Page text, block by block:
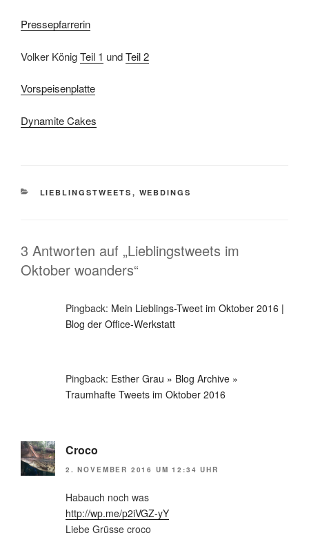
Pressepfarrerin
Volker KönigTeil 1 undTeil 2
Vorspeisenplatte
Dynamite Cakes
KATEGORIEN
LIEBLINGSTWEETS , WEBDINGS
3 Antworten auf „Lieblingstweets im
Oktober woanders“
Pingback: Mein Lieblings-Tweet im Oktober 2016 |
Blog der Office-Werkstatt
Pingback: Esther Grau » Blog Archive »
Traumhafte Tweets im Oktober 2016
Croco
2. NOVEMBER 2016 UM 12:34 UHR
Habauch noch was
http://wp.me/p2iVGZ-yY
Liebe Grüsse croco